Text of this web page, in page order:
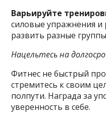
Варьируйте
силовые упражнения и
развить разные
Нацельтесь на
Фитнес не быстрый
стремитесь к своим
полпути. Награда за
уверенность в себе.